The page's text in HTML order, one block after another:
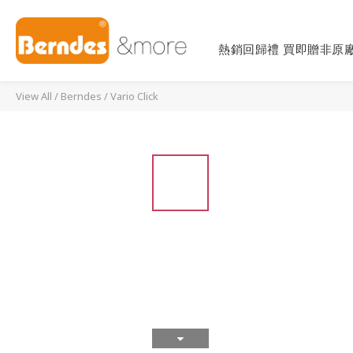
熱銷回歸禮 買即贈非原
View All / Berndes /Vario Click